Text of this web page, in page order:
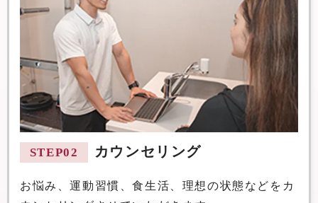
STEP02 カウンセリング
お悩み、運動習慣、食生活、理想の状態などをカ